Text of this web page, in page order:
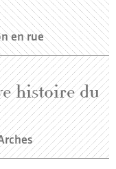
en rue
histoire du